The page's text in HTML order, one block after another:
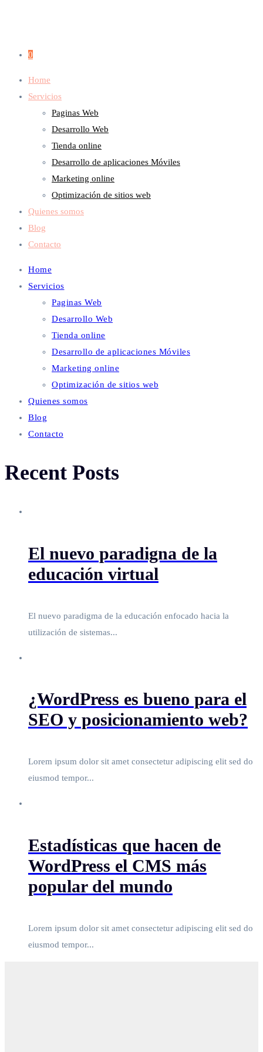
0
Home
Servicios
Paginas Web
Desarrollo Web
Tienda online
Desarrollo de aplicaciones Móviles
Marketing online
Optimización de sitios web
Quienes somos
Blog
Contacto
Home
Servicios
Paginas Web
Desarrollo Web
Tienda online
Desarrollo de aplicaciones Móviles
Marketing online
Optimización de sitios web
Quienes somos
Blog
Contacto
Recent Posts
El nuevo paradigna de la
educación virtual
El nuevo paradigma de la educación enfocado hacia la
utilización de sistemas...
¿WordPress es bueno para el
SEO y posicionamiento web?
Lorem ipsum dolor sit amet consectetur adipiscing elit sed do
eiusmod tempor...
Estadísticas que hacen de
WordPress el CMS más
popular del mundo
Lorem ipsum dolor sit amet consectetur adipiscing elit sed do
eiusmod tempor...